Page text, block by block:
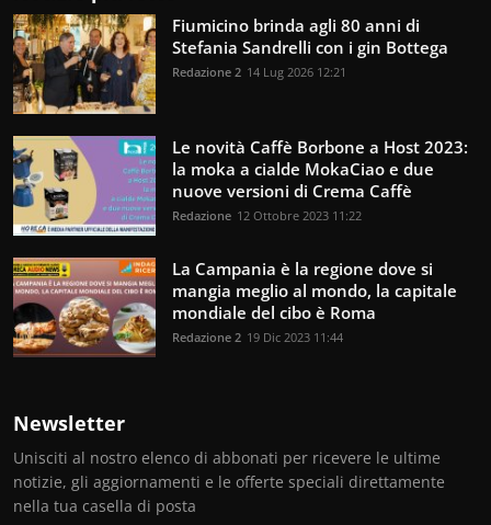
Fiumicino brinda agli 80 anni di
Stefania Sandrelli con i gin Bottega
Redazione 2 14 Lug 2026 12:21
Le novità Caffè Borbone a Host 2023:
la moka a cialde MokaCiao e due
nuove versioni di Crema Caffè
Redazione 12 Ottobre 2023 11:22
La Campania è la regione dove si
mangia meglio al mondo, la capitale
mondiale del cibo è Roma
Redazione 2 19 Dic 2023 11:44
Newsletter
Unisciti al nostro elenco di abbonati per ricevere le ultime
notizie, gli aggiornamenti e le offerte speciali direttamente
nella tua casella di posta